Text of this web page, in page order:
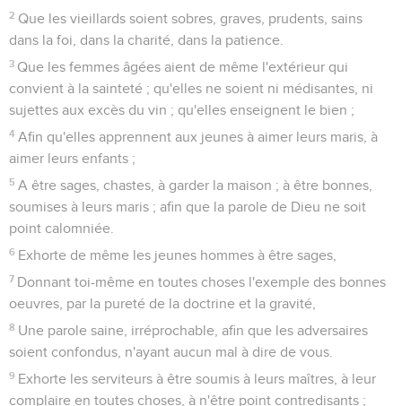
2 Que les vieillards soient sobres, graves, prudents, sains
dans la foi, dans la charité, dans la patience.
3 Que les femmes âgées aient de même l'extérieur qui
convient à la sainteté ; qu'elles ne soient ni médisantes, ni
sujettes aux excès du vin ; qu'elles enseignent le bien ;
4 Afin qu'elles apprennent aux jeunes à aimer leurs maris, à
aimer leurs enfants ;
5 A être sages, chastes, à garder la maison ; à être bonnes,
soumises à leurs maris ; afin que la parole de Dieu ne soit
point calomniée.
6 Exhorte de même les jeunes hommes à être sages,
7 Donnant toi-même en toutes choses l'exemple des bonnes
oeuvres, par la pureté de la doctrine et la gravité,
8 Une parole saine, irréprochable, afin que les adversaires
soient confondus, n'ayant aucun mal à dire de vous.
9 Exhorte les serviteurs à être soumis à leurs maîtres, à leur
complaire en toutes choses, à n'être point contredisants ;